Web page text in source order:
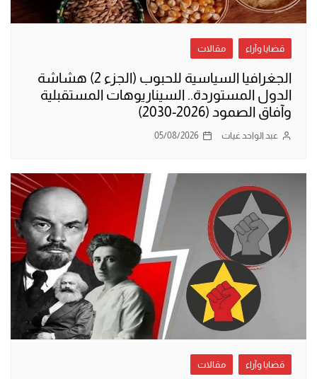
قضايا وآراء مقالات
الجغرافيا السياسية للحبوب (الجزء 2) هشاشة
الدول المستوردة.. السيناريوهات المستقبلية
وآفاق الصمود (2026-2030)
عبد الواحد غيات 05/08/2026
قضايا وآراء مقالات